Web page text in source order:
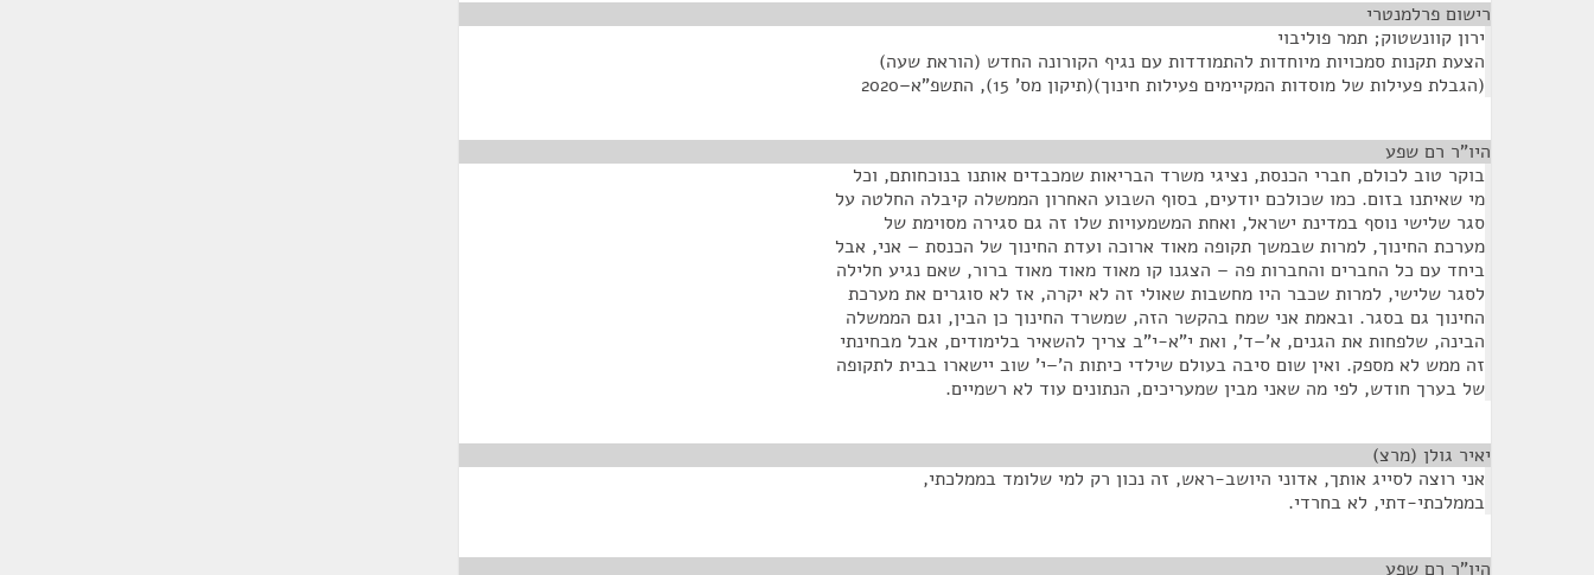
רישום פרלמנטרי
ירון קוונשטוק; תמר פוליבוי
הצעת תקנות סמכויות מיוחדות להתמודדות עם נגיף הקורונה החדש (הוראת שעה)
(הגבלת פעילות של מוסדות המקיימים פעילות חינוך)(תיקון מס' 15), התשפ"א–2020
היו"ר רם שפע
בוקר טוב לכולם, חברי הכנסת, נציגי משרד הבריאות שמכבדים אותנו בנוכחותם, וכל
מי שאיתנו בזום. כמו שכולכם יודעים, בסוף השבוע האחרון הממשלה קיבלה החלטה על
סגר שלישי נוסף במדינת ישראל, ואחת המשמעויות שלו זה גם סגירה מסוימת של
מערכת החינוך, למרות שבמשך תקופה מאוד ארוכה ועדת החינוך של הכנסת – אני, אבל
ביחד עם כל החברים והחברות פה – הצגנו קו מאוד מאוד מאוד ברור, שאם נגיע חלילה
לסגר שלישי, למרות שכבר היו מחשבות שאולי זה לא יקרה, אז לא סוגרים את מערכת
החינוך גם בסגר. ובאמת אני שמח בהקשר הזה, שמשרד החינוך כן הבין, וגם הממשלה
הבינה, שלפחות את הגנים, א'–ד', ואת י"א-י"ב צריך להשאיר בלימודים, אבל מבחינתי
זה ממש לא מספק. ואין שום סיבה בעולם שילדי כיתות ה'–י' שוב יישארו בבית לתקופה
של בערך חודש, לפי מה שאני מבין שמעריכים, הנתונים עוד לא רשמיים.
יאיר גולן (מרצ)
אני רוצה לסייג אותך, אדוני היושב-ראש, זה נכון רק למי שלומד בממלכתי,
בממלכתי-דתי, לא בחרדי.
היו"ר רם שפע